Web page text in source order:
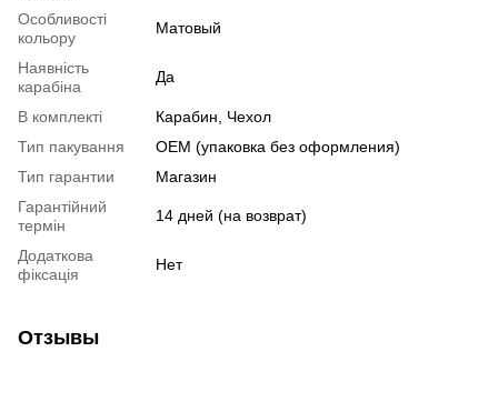
Особливості
кольору
Матовый
Наявність
карабіна
Да
В комплекті
Карабин, Чехол
Тип пакування
OEM (упаковка без оформления)
Тип гарантии
Магазин
Гарантійний
термін
14 дней (на возврат)
Додаткова
фіксація
Нет
Отзывы